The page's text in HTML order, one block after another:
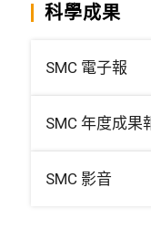
科學成果
SMC 電子報
SMC 年度成果
SMC 影音